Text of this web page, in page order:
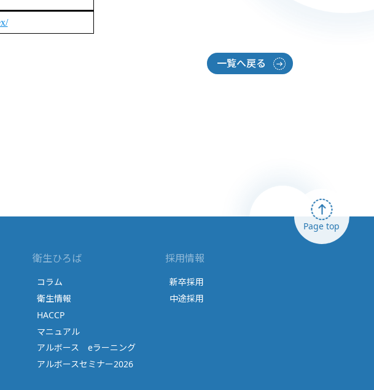
一覧へ戻る
Page top
衛生ひろば
コラム
衛生情報
HACCP
マニュアル
アルボース eラーニング
アルボースセミナー2026
採用情報
新卒採用
中途採用